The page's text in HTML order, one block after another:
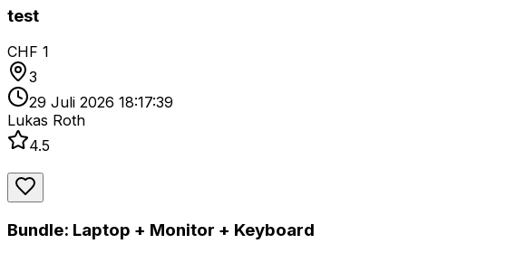
test
CHF 1
3
29 Juli 2026 18:17:39
Lukas Roth
4.5
Bundle: Laptop + Monitor + Keyboard